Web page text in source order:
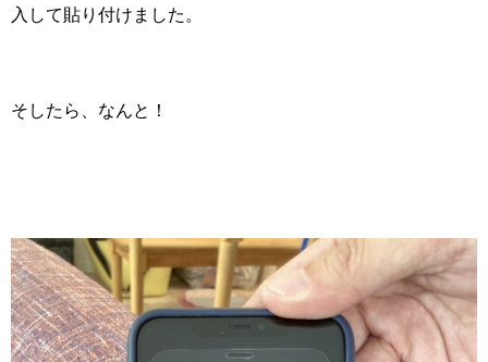
入して貼り付けました。
そしたら、なんと！